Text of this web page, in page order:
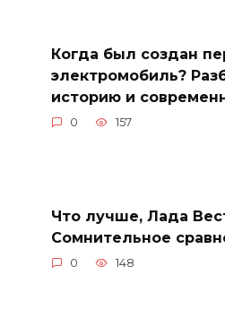
Когда был создан
электромобиль?
историю и
0 157
Что лучше, Лада
Сомнительное
0 148